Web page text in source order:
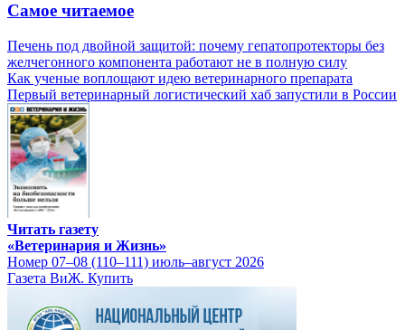
Самое читаемое
Печень под двойной защитой: почему гепатопротекторы без
желчегонного компонента работают не в полную силу
Как ученые воплощают идею ветеринарного препарата
Первый ветеринарный логистический хаб запустили в России
Читать газету
«Ветеринария и Жизнь»
Номер 07–08 (110–111) июль–август 2026
Газета ВиЖ. Купить